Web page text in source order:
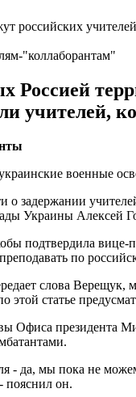
"коллаборантам"
Россией
учителей,
военные
о задержании
Украины Алексей
подтвердила
по
слова Верещук,
этой статье
Офиса президента
- да, мы пока не
пояснил он.